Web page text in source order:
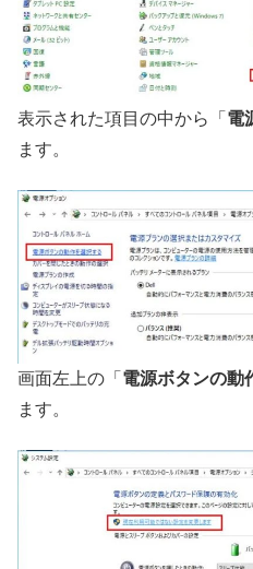
表示された項目の中から「 電
ます。
画面左上の「 電源ボタンの動
ます。